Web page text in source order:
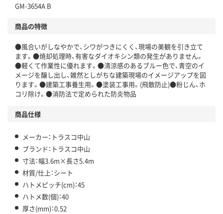
GM-3654A B
商品の特徴
●風合いがしなやかで、シワがつきにくく、現場の美観を引き立て
ます。●焼却処理時、有害なダイオキシン類の発生がありません。
●軽くて作業性に優れます。●清涼感のあるブルー色で、青空のイ
メージを醸し出し、雑然としがちな建築現場のイメージアップを図
ります。●建築工事養生用。●塗装工事用。(飛散防止)●粉じん、ホ
コリ除け。●消防法で定められた防炎物品
商品仕様
メーカー：トラスコ中山
ブランド：トラスコ中山
寸法：幅3.6m×長さ5.4m
材質/仕上：シート
ハトメピッチ(cm)：45
ハトメ数(個)：40
厚さ(mm)：0.52